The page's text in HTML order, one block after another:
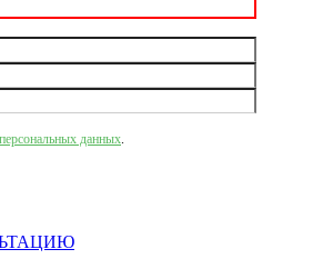
данных.